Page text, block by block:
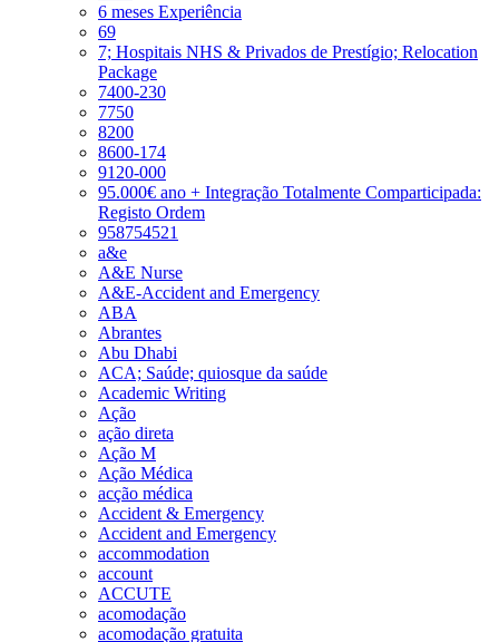
6 meses Experiência
69
7; Hospitais NHS & Privados de Prestígio; Relocation
Package
7400-230
7750
8200
8600-174
9120-000
95.000€ ano + Integração Totalmente Comparticipada:
Registo Ordem
958754521
a&e
A&E Nurse
A&E-Accident and Emergency
ABA
Abrantes
Abu Dhabi
ACA; Saúde; quiosque da saúde
Academic Writing
Ação
ação direta
Ação M
Ação Médica
acção médica
Accident & Emergency
Accident and Emergency
accommodation
account
ACCUTE
acomodação
acomodação gratuita